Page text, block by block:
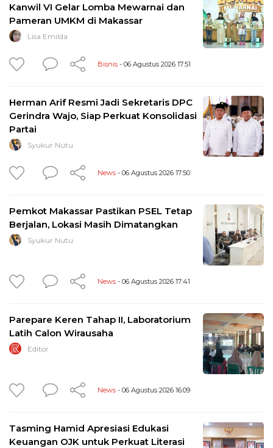
Kanwil VI Gelar Lomba Mewarnai dan
Pameran UMKM di Makassar
Lisa Emilda
Bisnis - 06 Agustus 2026 17:51
Herman Arif Resmi Jadi Sekretaris DPC
Gerindra Wajo, Siap Perkuat Konsolidasi
Partai
Syukur Nutu
News - 06 Agustus 2026 17:50
Pemkot Makassar Pastikan PSEL Tetap
Berjalan, Lokasi Masih Dimatangkan
Syukur Nutu
News - 06 Agustus 2026 17:41
Parepare Keren Tahap II, Laboratorium
Latih Calon Wirausaha
Editor
News - 06 Agustus 2026 16:09
Tasming Hamid Apresiasi Edukasi
Keuangan OJK untuk Perkuat Literasi